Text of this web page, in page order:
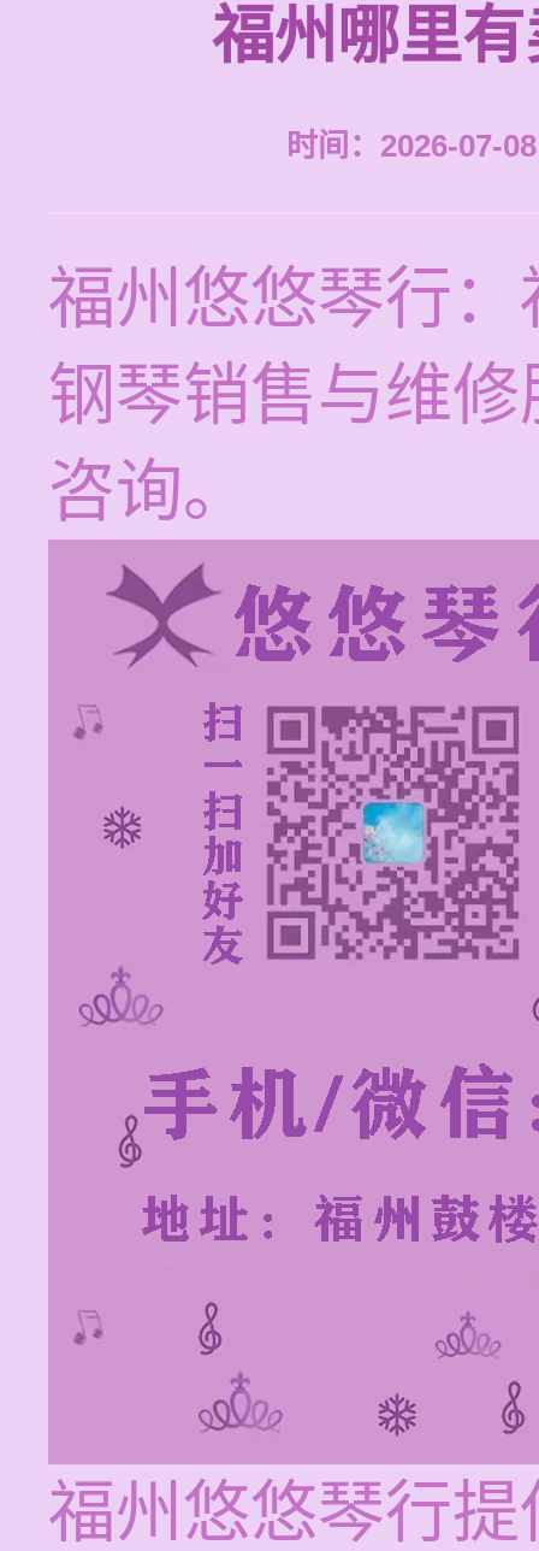
福州哪里
时间：2026-07-
福州悠悠琴行
钢琴销售与维
咨询。
福州悠悠琴行